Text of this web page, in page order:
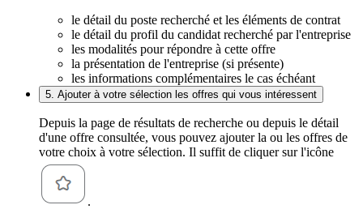
le détail du poste recherché et les éléments de contrat
le détail du profil du candidat recherché par l'entreprise
les modalités pour répondre à cette offre
la présentation de l'entreprise (si présente)
les informations complémentaires le cas échéant
5. Ajouter à votre sélection les offres qui vous intéressent
Depuis la page de résultats de recherche ou depuis le détail
d'une offre consultée, vous pouvez ajouter la ou les offres de
votre choix à votre sélection. Il suffit de cliquer sur l'icône
.